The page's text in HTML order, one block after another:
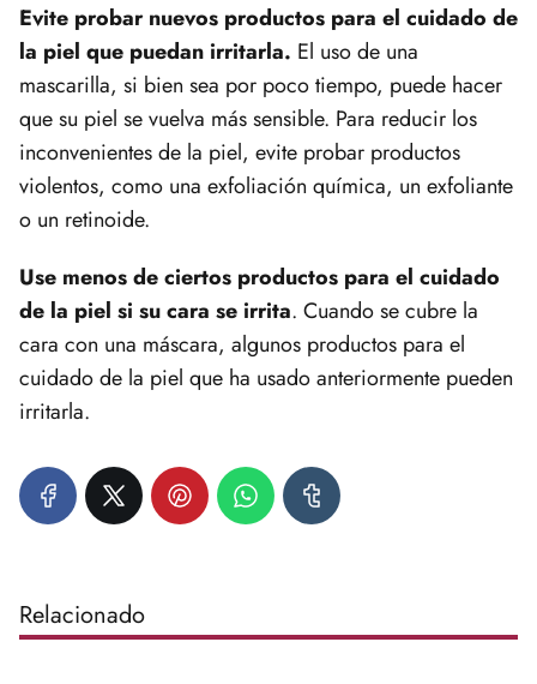
Evite probar nuevos productos para el cuidado de
la piel que puedan irritarla. El uso de una
mascarilla, si bien sea por poco tiempo, puede hacer
que su piel se vuelva más sensible. Para reducir los
inconvenientes de la piel, evite probar productos
violentos, como una exfoliación química, un exfoliante
o un retinoide.
Use menos de ciertos productos para el cuidado
de la piel si su cara se irrita. Cuando se cubre la
cara con una máscara, algunos productos para el
cuidado de la piel que ha usado anteriormente pueden
irritarla.
Relacionado